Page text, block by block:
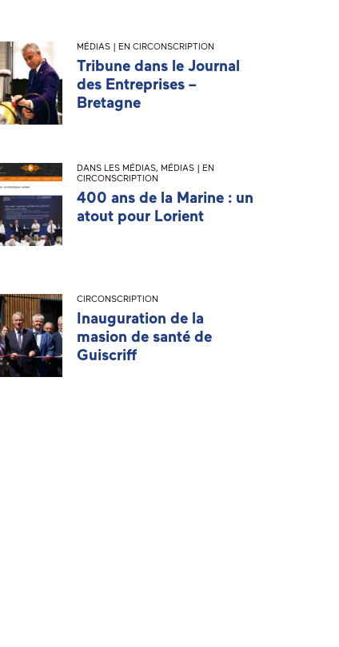
MÉDIAS | EN CIRCONSCRIPTION
Tribune dans le Journal
des Entreprises –
Bretagne
DANS LES MÉDIAS, MÉDIAS | EN
CIRCONSCRIPTION
400 ans de la Marine : un
atout pour Lorient
CIRCONSCRIPTION
Inauguration de la
masion de santé de
Guiscriff